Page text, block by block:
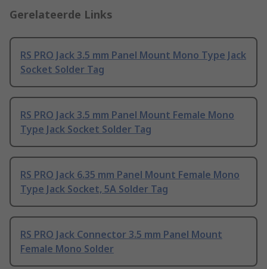
Gerelateerde Links
RS PRO Jack 3.5 mm Panel Mount Mono Type Jack
Socket Solder Tag
RS PRO Jack 3.5 mm Panel Mount Female Mono
Type Jack Socket Solder Tag
RS PRO Jack 6.35 mm Panel Mount Female Mono
Type Jack Socket, 5A Solder Tag
RS PRO Jack Connector 3.5 mm Panel Mount
Female Mono Solder